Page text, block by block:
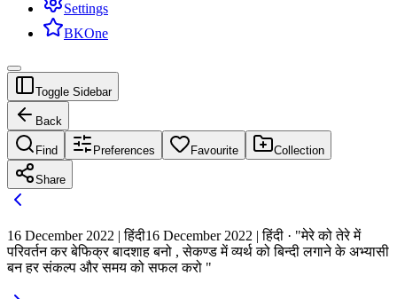
Settings
BKOne
Toggle Sidebar
Back
Find Preferences Favourite Collection
Share
16 December 2022 | हिंदी16 December 2022 | हिंदी · "मेरे को तेरे में
परिवर्तन कर बेफिक्र बादशाह बनो , सेकण्ड में व्यर्थ को बिन्दी लगाने के अभ्यासी
बन हर संकल्प और समय को सफल करो "